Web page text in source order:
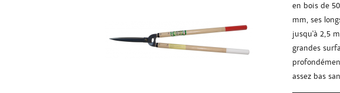
en bois de
mm, ses
jusqu'à 2,5
grandes
assez bas